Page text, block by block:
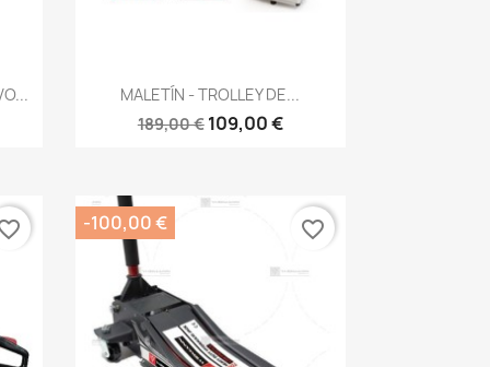
Vista rápida
MALETÍN - TROLLEY DE...
189,00 € 109,00 €
-100,00 € favorite_border